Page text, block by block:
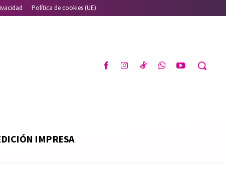
Política de cookies (UE)
IMPRESA